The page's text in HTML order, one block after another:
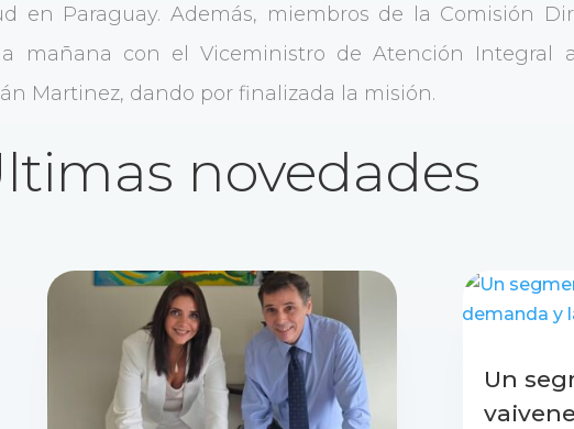
en Paraguay. Además, miembros de la Comisión
mañana con el Viceministro de Atención Integral
Martinez, dando por finalizada la misión.
novedades
Un